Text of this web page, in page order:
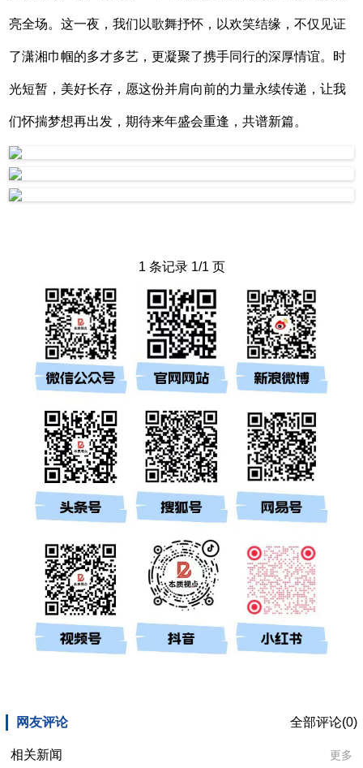
亮全场。这一夜，我们以歌舞抒怀，以欢笑结缘，不仅见证
了潇湘巾帼的多才多艺，更凝聚了携手同行的深厚情谊。时
光短暂，美好长存，愿这份并肩向前的力量永续传递，让我
们怀揣梦想再出发，期待来年盛会重逢，共谱新篇。
1 条记录 1/1 页
网友评论 全部评论(0)
相关新闻 更多